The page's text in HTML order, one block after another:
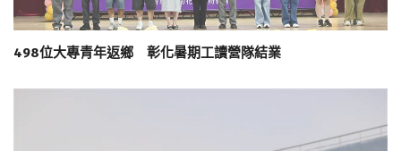
498位大專青年返鄉 彰化暑期工讀營隊結業